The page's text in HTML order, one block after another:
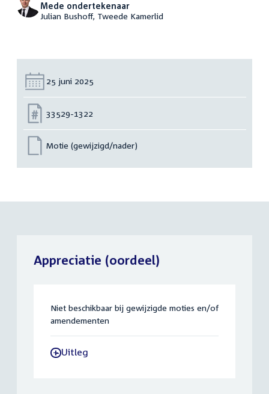
Mede ondertekenaar
Julian Bushoff, Tweede Kamerlid
Datum:
25 juni 2025
Nummer:
33529-1322
Motie (gewijzigd/nader)
Appreciatie (oordeel)
Niet beschikbaar bij gewijzigde moties en/of
amendementen
-Uitleg